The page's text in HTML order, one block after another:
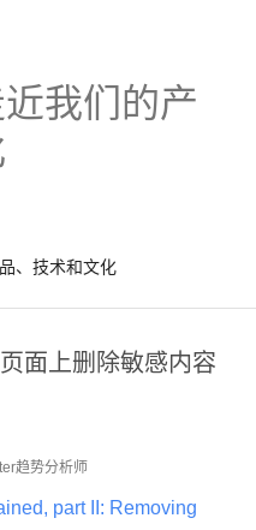
我们的产
、技术和文化
面上删除敏感内容
趋势分析师
part II: Removing